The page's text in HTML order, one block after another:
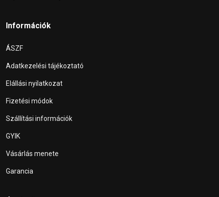
Információk
ÁSZF
Adatkezelési tájékoztató
Elállási nyilatkozat
Fizetési módok
Szállítási információk
GYIK
Vásárlás menete
Garancia